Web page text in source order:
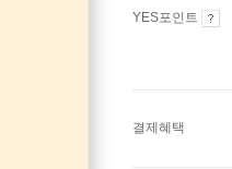
YES포인트
결제혜택